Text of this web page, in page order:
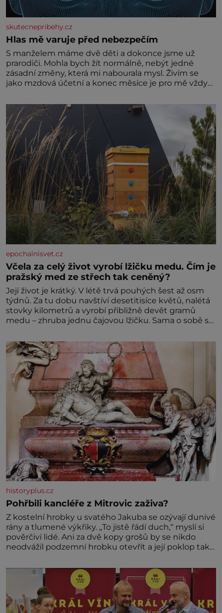
skutecnepribehy.cz
Hlas mě varuje před nebezpečím
S manželem máme dvě děti a dokonce jsme už
prarodiči. Mohla bych žít normálně, nebýt jedné
zásadní změny, která mi nabourala mysl. Živím se
jako mzdová účetní a konec měsíce je pro mě vždy
máme vnoučata, mi dcera čím dál častěji volá o
pomoc, co se hlídání týče. Dalo by se
epochalnisvet.cz
Včela za celý život vyrobí lžičku medu. Čím je
pražský med ze střech tak ceněný?
Její život je krátký. V létě trvá pouhých šest až osm
týdnů. Za tu dobu navštíví desetitisíce květů, nalétá
stovky kilometrů a vyrobí přibližně devět gramů
medu – zhruba jednu čajovou lžičku. Sama o sobě se
dalšími desítkami tisíc příslušnic svého včelstva,
vznikne jeden z nejdokonalejších organismů
historyplus.cz
Pohřbili kancléře z Mitrovic zaživa?
Z kostelní hrobky u svatého Jakuba se ozývají dunivé
rány a tlumené výkřiky. „To jistě řádí duch,“ myslí si
pověrčiví lidé. Ani za dvě kopy grošů by se nikdo
neodvážil podzemní hrobku otevřít a její poklop tak
divné burácení skutečně ustane. Když o mnoho let
později hrobku